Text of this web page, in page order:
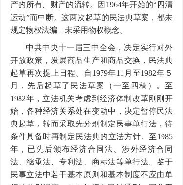
产的所有、财产的流转。因1964年开始的“四清
运动”而中断。这两次起草的民法典草案，都未
规定物权法编，未采用物权概念。
中共中央十一届三中全会，决定实行对外
开放政策，发展商品生产和商品交换，民法典
起草再次提上日程。自1979年11月至1982年５
月，先后起草了民法草案（一至四稿）。至
1982年，立法机关考虑到经济体制改革刚刚开
始，各种经济关系处在变动中，决定暂停民法
典起草，转而采取先分别制定民事单行法，待
条件具备时再制定民法典的立法方针。至1985
年，已先后颁布经济合同法、涉外经济合同
法、继承法、专利法、商标法等单行法。鉴于
民事立法中若干基本原则和基本制度不应由单